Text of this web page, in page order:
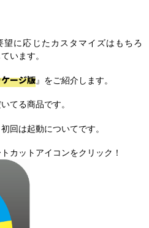
望に応じたカスタマイズはもちろ
います。
ージ版』をご紹介します。
てる商品です。
回は起動についてです。
カットアイコンをクリック！